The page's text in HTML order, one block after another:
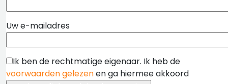
Uw e-mailadres
Ik ben de rechtmatige eigenaar. Ik heb de
voorwaarden gelezenen ga hiermee akkoord